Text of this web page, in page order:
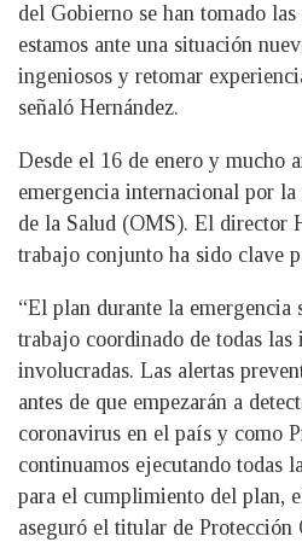
del Gobierno se han tomado
estamos ante una situación
ingeniosos y retomar
señaló Hernández.
Desde el 16 de enero y mucho
emergencia internacional por
de la Salud (OMS). El director
trabajo conjunto ha sido clave
“El plan durante la emergencia
trabajo coordinado de todas las
involucradas. Las alertas
antes de que empezarán a
coronavirus en el país y como
continuamos ejecutando todas
para el cumplimiento del plan,
aseguró el titular de Protección